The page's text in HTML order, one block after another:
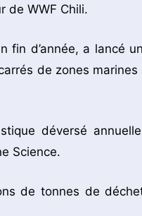
de WWF Chili.
fin d’année, a lancé
de zones
déversé
Science.
de tonnes de